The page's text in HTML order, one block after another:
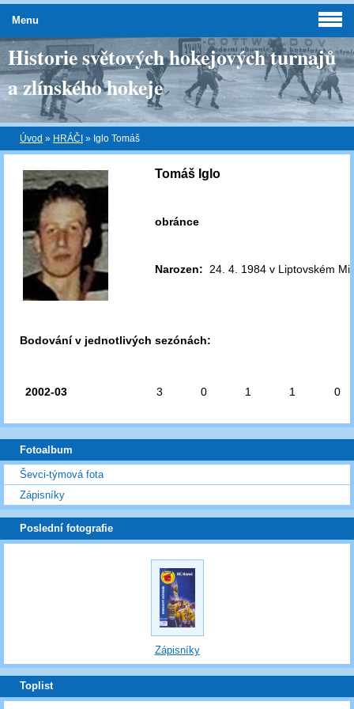
Historie světových hokejových turnajů
a zlínského hokeje
Úvod » HRÁČI » Iglo Tomáš
Tomáš Iglo
obránce
Narozen: 24. 4. 1984 v Liptovském
Bodování v jednotlivých sezónách:
2002-03 3 0 1 1 0
Menu
Fotoalbum
Ševci-týmová fota
Zápisníky
Poslední fotografie
Zápisníky
Toplist